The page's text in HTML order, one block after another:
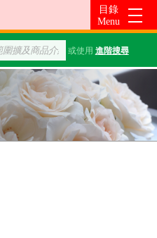
或使用 進階搜尋